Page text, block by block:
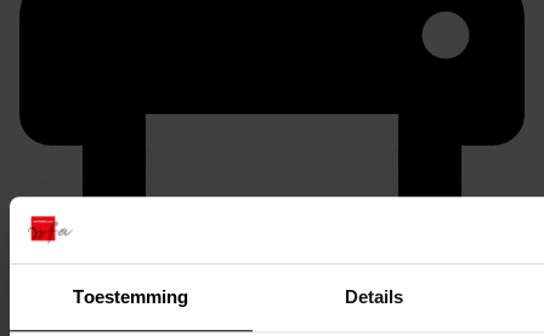
Toestemming Details
Printen